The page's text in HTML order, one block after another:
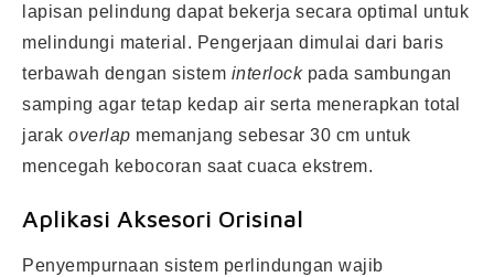
lapisan pelindung dapat bekerja secara optimal untuk
melindungi material. Pengerjaan dimulai dari baris
terbawah dengan sistem interlockpada sambungan
samping agar tetap kedap air serta menerapkan total
jarak overlap memanjang sebesar 30 cm untuk
mencegah kebocoran saat cuaca ekstrem.
Aplikasi Aksesori Orisinal
Penyempurnaan sistem perlindungan wajib